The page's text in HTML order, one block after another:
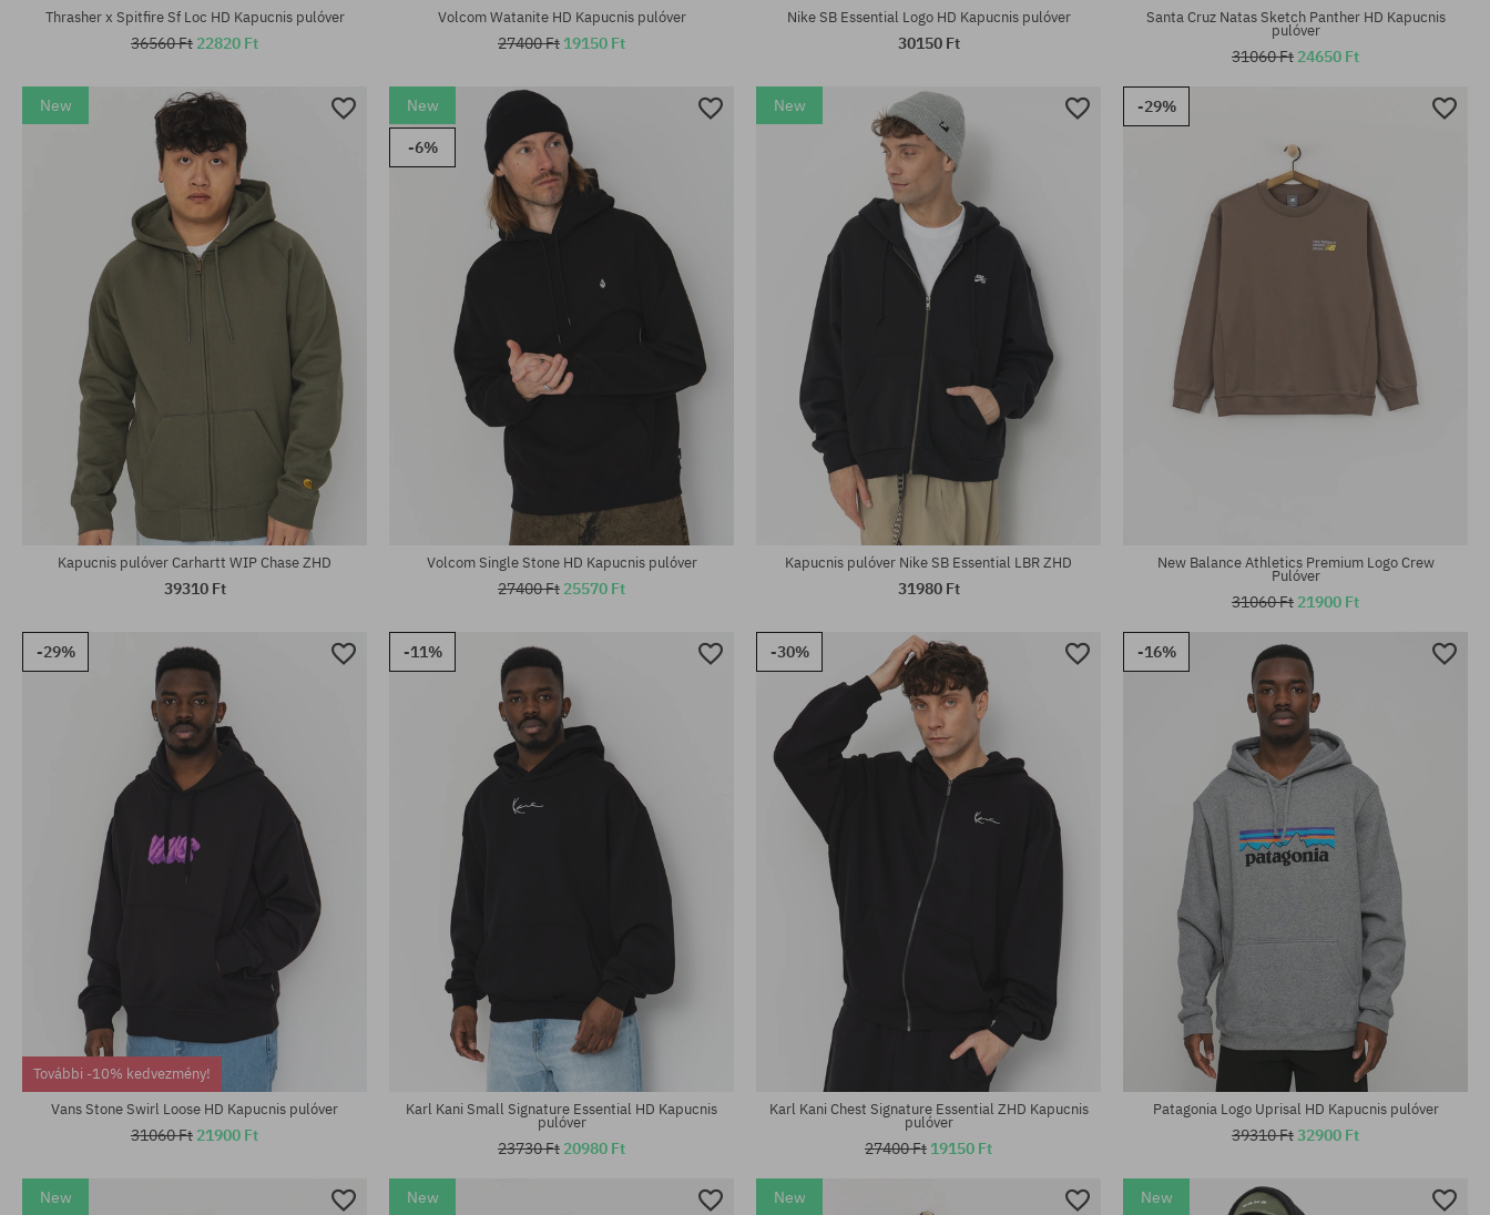
Elérhető méretek:
Thrasher x Spitfire Sf Loc HD Kapucnis pulóver
36560 Ft 22820 Ft
Elérhető méretek:
Volcom Watanite HD Kapucnis pulóver
27400 Ft 19150 Ft
Elérhető méretek:
S; M; L; XL; XXL
Nike SB Essential Logo HD Kapucnis pulóver
30150 Ft
Santa Cruz Natas Sketch Panther HD Kapucnis
pulóver
31060 Ft 24650 Ft
New
Elérhető méretek:
M; L; XL
Kapucnis pulóver Carhartt WIP Chase ZHD
39310 Ft
New
-6%
Elérhető méretek:
XS; S; M; L; XL; XXL
Volcom Single Stone HD Kapucnis pulóver
27400 Ft 25570 Ft
New
Elérhető méretek:
S; M; L; XL
Kapucnis pulóver Nike SB Essential LBR ZHD
31980 Ft
-29%
Elérhető méretek:
New Balance Athletics Premium Logo Crew
Pulóver
31060 Ft 21900 Ft
-29%
További -10% kedvezmény!
Vans Stone Swirl Loose HD Kapucnis pulóver
31060 Ft 21900 Ft
-11%
Karl Kani Small Signature Essential HD Kapucnis
pulóver
23730 Ft 20980 Ft
-30%
Karl Kani Chest Signature Essential ZHD Kapucnis
pulóver
27400 Ft 19150 Ft
-16%
Patagonia Logo Uprisal HD Kapucnis pulóver
39310 Ft32900 Ft
New New
New
New